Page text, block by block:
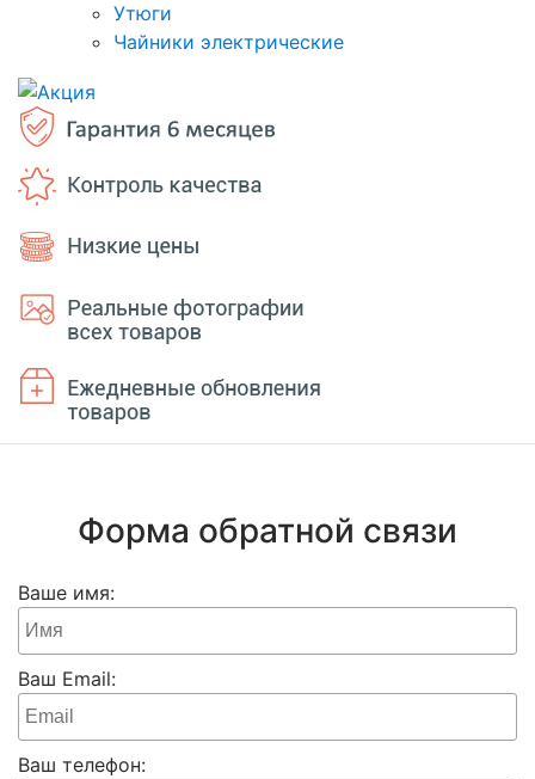
Утюги
Чайники электрические
Форма обратной связи
Ваше имя:
Ваш Email:
Ваш телефон: